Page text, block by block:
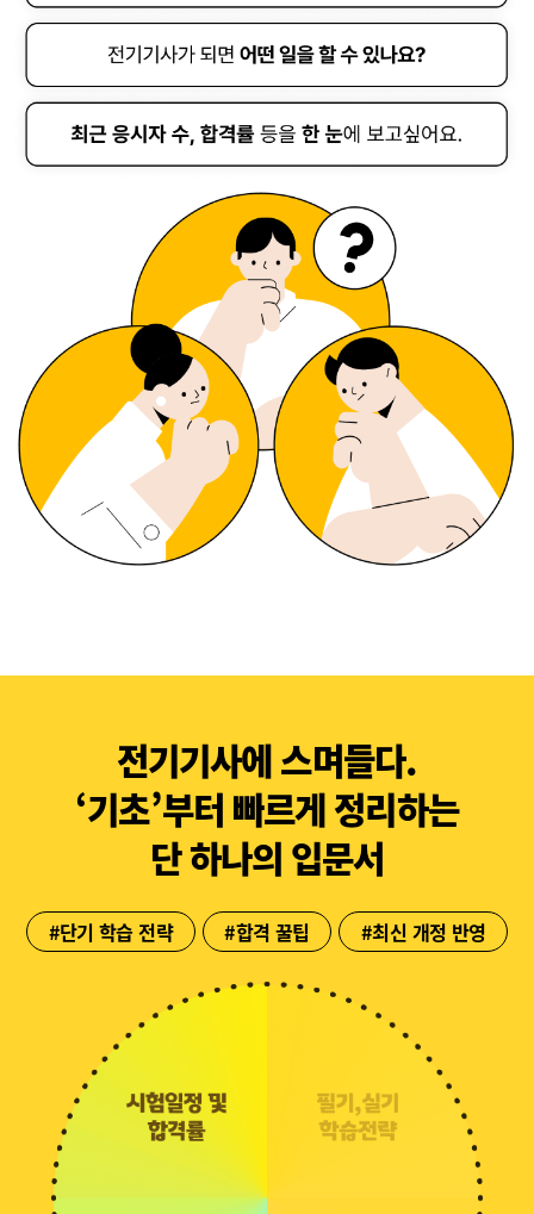
전기기사에 스며들다.
‘기초’부터 빠르게 정리하는
단 하나의 입문서
#단기 학습 전략 #합격 꿀팁 #최신 개정 반영